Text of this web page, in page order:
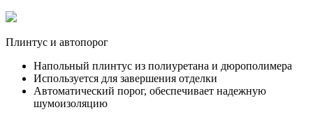
Плинтус и автопорог
Напольный плинтус из полиуретана и дюрополимера
Используется для завершения отделки
Автоматический порог, обеспечивает надежную
шумоизоляцию